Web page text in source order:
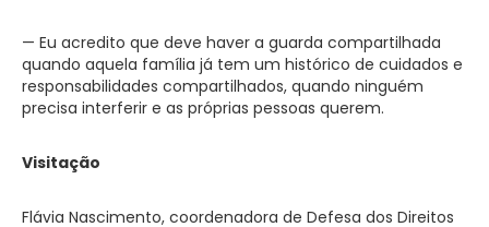
— Eu acredito que deve haver a guarda compartilhada
quando aquela família já tem um histórico de cuidados e
responsabilidades compartilhados, quando ninguém
precisa interferir e as próprias pessoas querem.
Visitação
Flávia Nascimento, coordenadora de Defesa dos Direitos